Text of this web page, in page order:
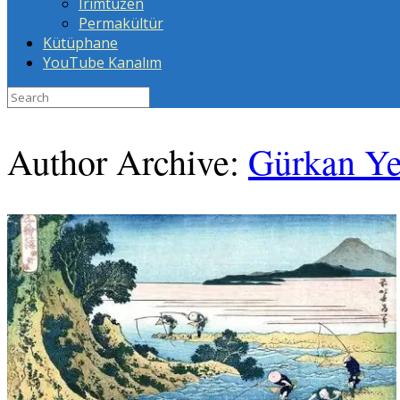
Permakültür
Kütüphane
YouTube Kanalım
Search
Author Archive: Gürkan